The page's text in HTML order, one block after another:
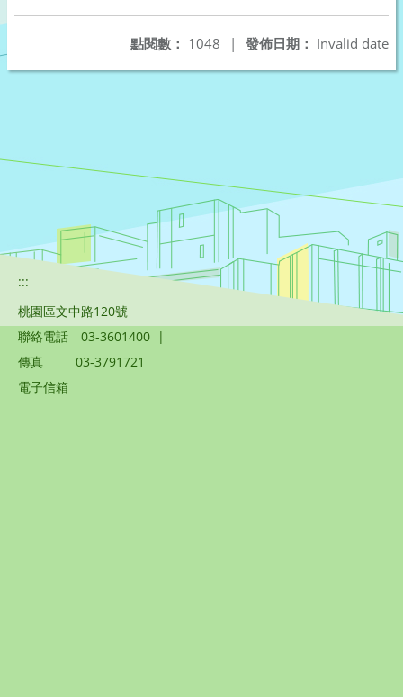
發佈日期： Invalid date
點閱數： 1048 |
:::
桃園區文中路120號
聯絡電話
03-3601400 |
傳真
03-3791721
電子信箱